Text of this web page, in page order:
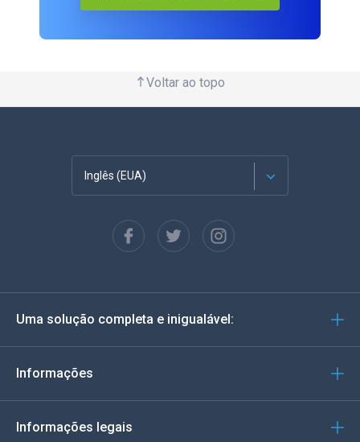
Voltar ao topo
Inglês (EUA)
Espanhol
Alemão
Italiano
Uma solução completa e inigualável:
Informações
Informações legais